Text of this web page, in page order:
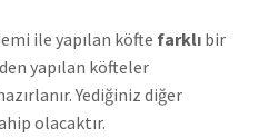
ile yapılan köfte farklı bir
yapılan köfteler
Yediğiniz diğer
olacaktır.